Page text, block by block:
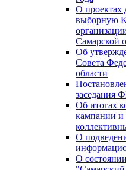
О проектах
выборную
Самарской
Об
Совета
области
заседания
Об итогах
кампании
О
О